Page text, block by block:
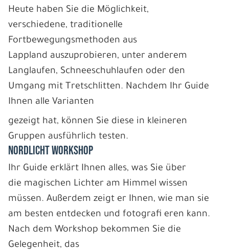
Heute haben Sie die Möglichkeit,
verschiedene, traditionelle
Fortbewegungsmethoden aus
Lappland auszuprobieren, unter anderem
Langlaufen, Schneeschuhlaufen oder den
Umgang mit Tretschlitten. Nachdem Ihr Guide
Ihnen alle Varianten
gezeigt hat, können Sie diese in kleineren
Gruppen ausführlich testen.
NORDLICHT WORKSHOP
Ihr Guide erklärt Ihnen alles, was Sie über
die magischen Lichter am Himmel wissen
müssen. Außerdem zeigt er Ihnen, wie man sie
am besten entdecken und fotografi eren kann.
Nach dem Workshop bekommen Sie die
Gelegenheit, das